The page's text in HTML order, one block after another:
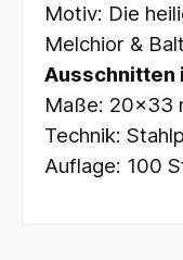
Motiv: Die
Melchior &
Ausschnitten
Maße: 20x33
Technik:
Auflage: 100